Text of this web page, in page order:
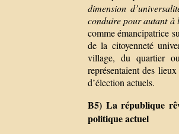
dimension
conduire pour autant
comme émancipatrice
de la citoyenneté
village, du quartier
représentaient des
d’élection actuels.
B5) La république
politique actuel